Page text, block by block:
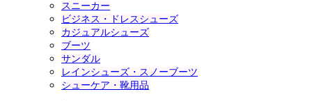
スニーカー
ビジネス・ドレスシューズ
カジュアルシューズ
ブーツ
サンダル
レインシューズ・スノーブーツ
シューケア・靴用品